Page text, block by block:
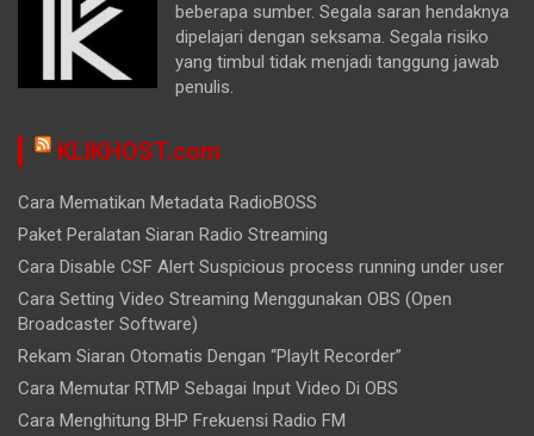
beberapa sumber. Segala saran hendaknya
dipelajari dengan seksama. Segala risiko
yang timbul tidak menjadi tanggung jawab
penulis.
KLIKHOST.com
Cara Mematikan Metadata RadioBOSS
Paket Peralatan Siaran Radio Streaming
Cara Disable CSF Alert Suspicious process running under user
Cara Setting Video Streaming Menggunakan OBS (Open
Broadcaster Software)
Rekam Siaran Otomatis Dengan “PlayIt Recorder”
Cara Memutar RTMP Sebagai Input Video Di OBS
Cara Menghitung BHP Frekuensi Radio FM